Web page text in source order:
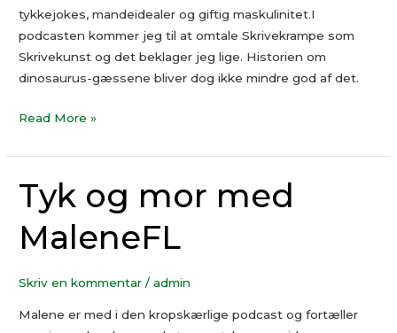
tykkejokes, mandeidealer og giftig maskulinitet.I
podcasten kommer jeg til at omtale Skrivekrampe som
Skrivekunst og det beklager jeg lige. Historien om
dinosaurus-gæssene bliver dog ikke mindre god af det.
Read More »
Tyk og mor med
MaleneFL
Skriv en kommentar /admin
Malene er med i den kropskærlige podcast og fortæller
Tyk
og
mor
med